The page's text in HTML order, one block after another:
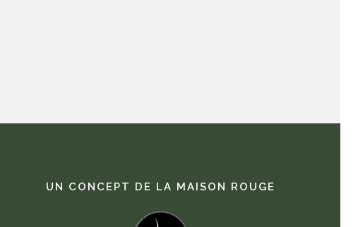
UN CONCEPT DE LA MAISON ROUGE